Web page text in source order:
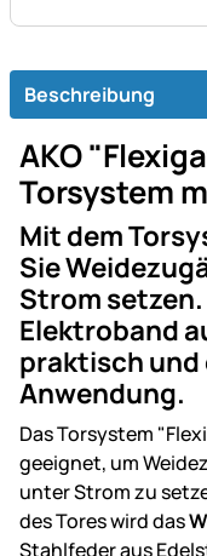
Beschreibung
AKO
Torsystem
Mit dem
Sie
Strom
Elektroband
praktisch und
Anwendung.
Das Torsystem
geeignet, um
unter Strom zu
des Tores wird das
Stahlfeder aus